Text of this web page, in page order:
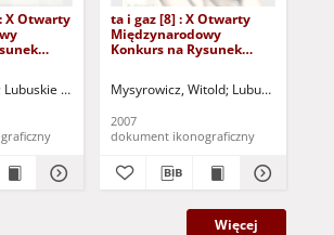
X Otwarty
Lubuskie Stowarzyszenie Miłośników Działań
ta i gaz [8] : X Otwarty
Międzynarodowy
Konkurs na Rysunek
Mysyrowicz, Witold Lubuskie
2007
dokument ikonograficzny
Więcej